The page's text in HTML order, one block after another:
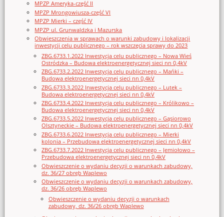
MPZP Ameryka-część II
MPZP Mrongowiusza-część VI
MPZP Mierki – część IV
MPZP ul. Grunwaldzka i Mazurska
Obwieszczenia w sprawach o warunki zabudowy i lokalizacji
inwestycji celu publicznego – rok wszczęcia sprawy do 2023
ZBG.6733.1.2022 Inwestycja celu publicznego – Nowa Wieś
Ostródzka – Budowa elektroenergetycznej sieci nn 0,4kV
ZBG.6733.2.2022 Inwestycja celu publicznego – Mańki –
Budowa elektroenergetycznej sieci nn 0,4kV
ZBG.6733.3.2022 Inwestycja celu publicznego – Lutek –
Budowa elektroenergetycznej sieci nn 0,4kV
ZBG.6733.4.2022 Inwestycja celu publicznego – Królikowo –
Budowa elektroenergetycznej sieci nn 0,4kV
ZBG.6733.5.2022 Inwestycja celu publicznego – Gąsiorowo
Olsztyneckie – Budowa elektroenergetycznej sieci nn 0,4kV
ZBG.6733.6.2022 Inwestycja celu publicznego – Mierki
kolonia – Przebudowa elektroenergetycznej sieci nn 0,4kV
ZBG.6733.7.2022 Inwestycja celu publicznego – Jemiołowo –
Przebudowa elektroenergetycznej sieci nn 0,4kV
Obwieszczenie o wydaniu decyzji o warunkach zabudowy,
dz. 36/27 obręb Waplewo
Obwieszczenie o wydaniu decyzji o warunkach zabudowy,
dz. 36/26 obręb Waplewo
Obwieszczenie o wydaniu decyzji o warunkach
zabudowy, dz. 36/26 obręb Waplewo